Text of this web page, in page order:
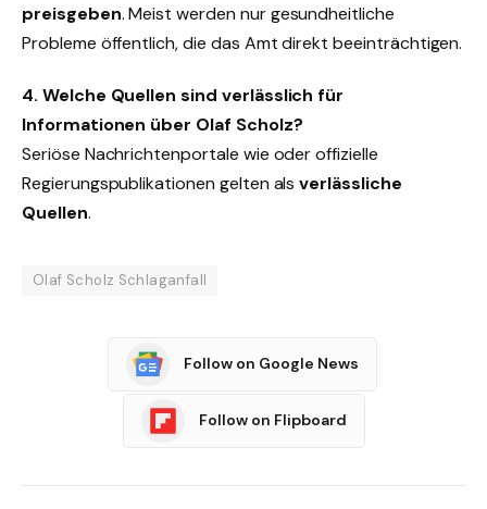
preisgeben. Meist werden nur gesundheitliche
Probleme öffentlich, die das Amt direkt beeinträchtigen.
4. Welche Quellen sind verlässlich für
Informationen über Olaf Scholz?
Seriöse Nachrichtenportale wie oder offizielle
Regierungspublikationen gelten alsverlässliche
Quellen.
Olaf Scholz Schlaganfall
Follow on Google News
Follow on Flipboard